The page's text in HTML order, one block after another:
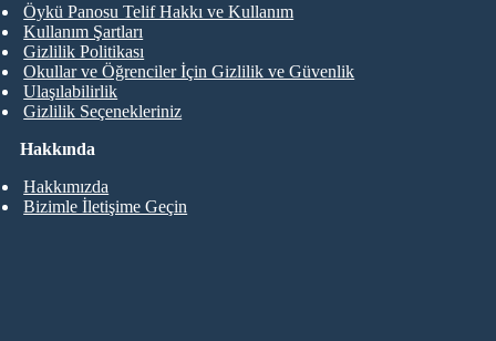
Hakkında
Hakkımızda
Bizimle İletişime Geçin
Öykü Panosu Telif Hakkı ve Kullanım
Kullanım Şartları
Gizlilik Politikası
Okullar ve Öğrenciler İçin Gizlilik ve Güvenlik
Ulaşılabilirlik
Gizlilik Seçenekleriniz